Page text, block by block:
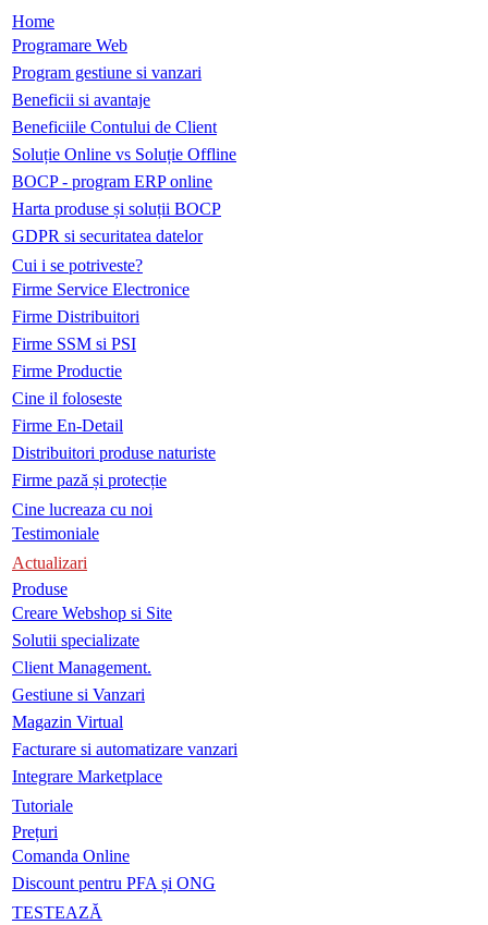
Home
Programare Web
Program gestiune si vanzari
Beneficii si avantaje
Beneficiile Contului de Client
Soluție Online vs Soluție Offline
BOCP - program ERP online
Harta produse și soluții BOCP
GDPR si securitatea datelor
Cui i se potriveste?
Firme Service Electronice
Firme Distribuitori
Firme SSM si PSI
Firme Productie
Cine il foloseste
Firme En-Detail
Distribuitori produse naturiste
Firme pază și protecție
Cine lucreaza cu noi
Testimoniale
Actualizari
Produse
Creare Webshop si Site
Solutii specializate
Client Management.
Gestiune si Vanzari
Magazin Virtual
Facturare si automatizare vanzari
Integrare Marketplace
Tutoriale
Prețuri
Comanda Online
Discount pentru PFA și ONG
TESTEAZĂ